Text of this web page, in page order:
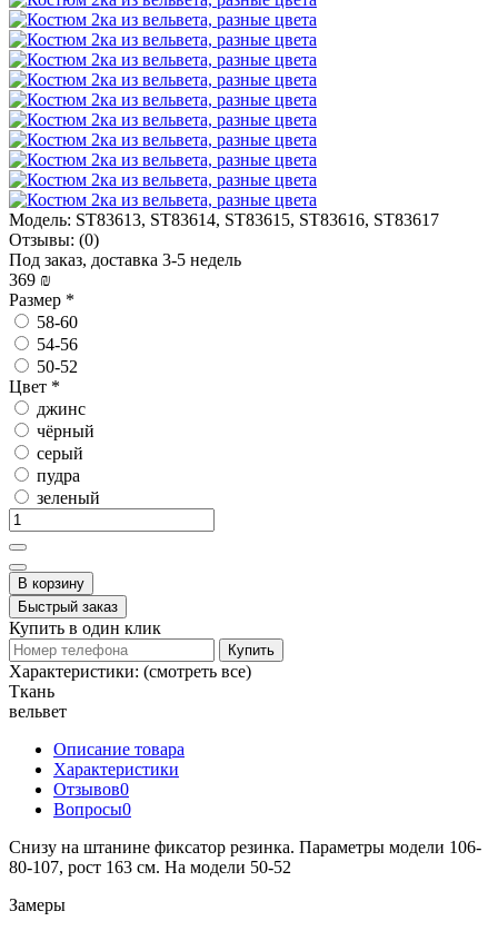
Модель: ST83613, ST83614, ST83615, ST83616, ST83617
Отзывы: (0)
Под заказ, доставка 3-5 недель
369 ₪
Размер *
58-60
54-56
50-52
Цвет *
джинс
чёрный
серый
пудра
зеленый
В корзину
Быстрый заказ
Купить в один клик
Купить
Характеристики: (смотреть все)
Ткань
вельвет
Описание товара
Характеристики
Отзывов0
Вопросы0
Снизу на штанине фиксатор резинка. Параметры модели 106-
80-107, рост 163 см. На модели 50-52
Замеры